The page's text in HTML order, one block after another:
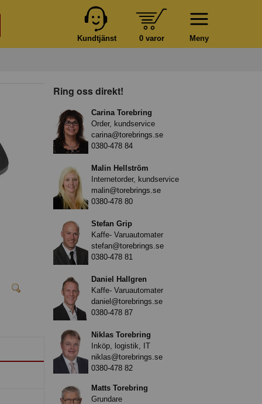
Meny
0 varor
Kundtjänst
Ring oss direkt!
Carina Torebring
Order, kundservice
carina@torebrings.se
0380-478 84
Malin Hellström
Internetorder, kundservice
malin@torebrings.se
0380-478 80
Stefan Grip
Kaffe- Varuautomater
stefan@torebrings.se
0380-478 81
Daniel Hallgren
Kaffe- Varuautomater
daniel@torebrings.se
0380-478 87
Niklas Torebring
Inköp, logistik, IT
niklas@torebrings.se
0380-478 82
Matts Torebring
Grundare